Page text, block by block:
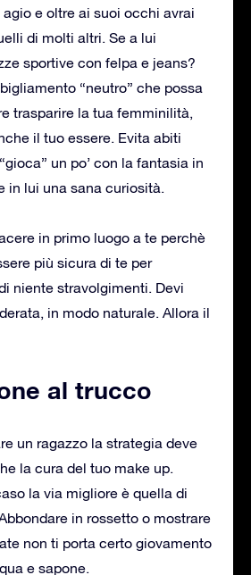
agio e oltre ai suoi occhi avrai
di molti altri. Se a lui
sportive con felpa e jeans?
“neutro” che possa
trasparire la tua femminilità,
il tuo essere. Evita abiti
un po’ con la fantasia in
in lui una sana curiosità.
in primo luogo a te perchè
più sicura di te per
niente stravolgimenti. Devi
in modo naturale. Allora il
al trucco
un ragazzo la strategia deve
la cura del tuo make up.
la via migliore è quella di
in rossetto o mostrare
non ti porta certo giovamento
e sapone.